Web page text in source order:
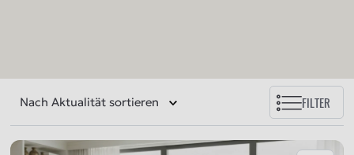
Nach Aktualität sortieren FILTER